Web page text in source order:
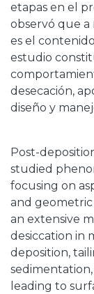
etapas en el
observó que
es el
estudio
desecación,
diseño y
Post-
studied
focusing on
and
an extensive
desiccation in
deposition,
leading to